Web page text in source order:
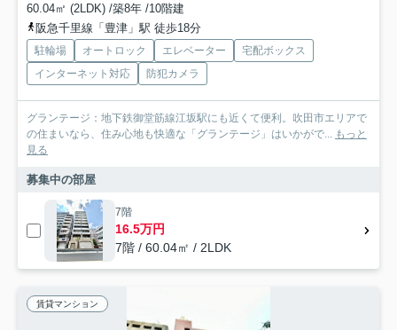
60.04㎡ (2LDK) /築8年 /10階建
阪急千里線「豊津」駅 徒歩18分
駐輪場 オートロック エレベーター
宅配ボックス
インターネット対応
防犯カメラ
グランテージ：地下鉄御堂筋線江坂駅にも近くて便利。吹田市エリアで
の住まいなら、住み心地も快適な「グランテージ」はいかがで... もっと
見る
募集中の部屋
7階
16.5万円
7階 / 60.04㎡ / 2LDK
賃貸マンション